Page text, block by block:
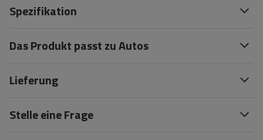
Spezifikation
Das Produkt passt zu Autos
Lieferung
Stelle eine Frage